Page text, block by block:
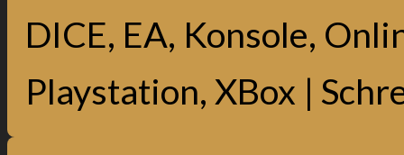
DICE, EA, Konsole,
Playstation, XBox |